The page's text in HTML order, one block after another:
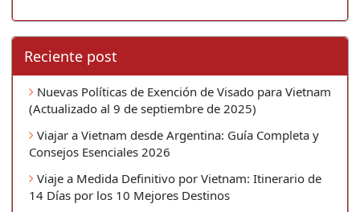
Reciente post
Nuevas Políticas de Exención de Visado para Vietnam
(Actualizado al 9 de septiembre de 2025)
Viajar a Vietnam desde Argentina: Guía Completa y
Consejos Esenciales 2026
Viaje a Medida Definitivo por Vietnam: Itinerario de
14 Días por los 10 Mejores Destinos